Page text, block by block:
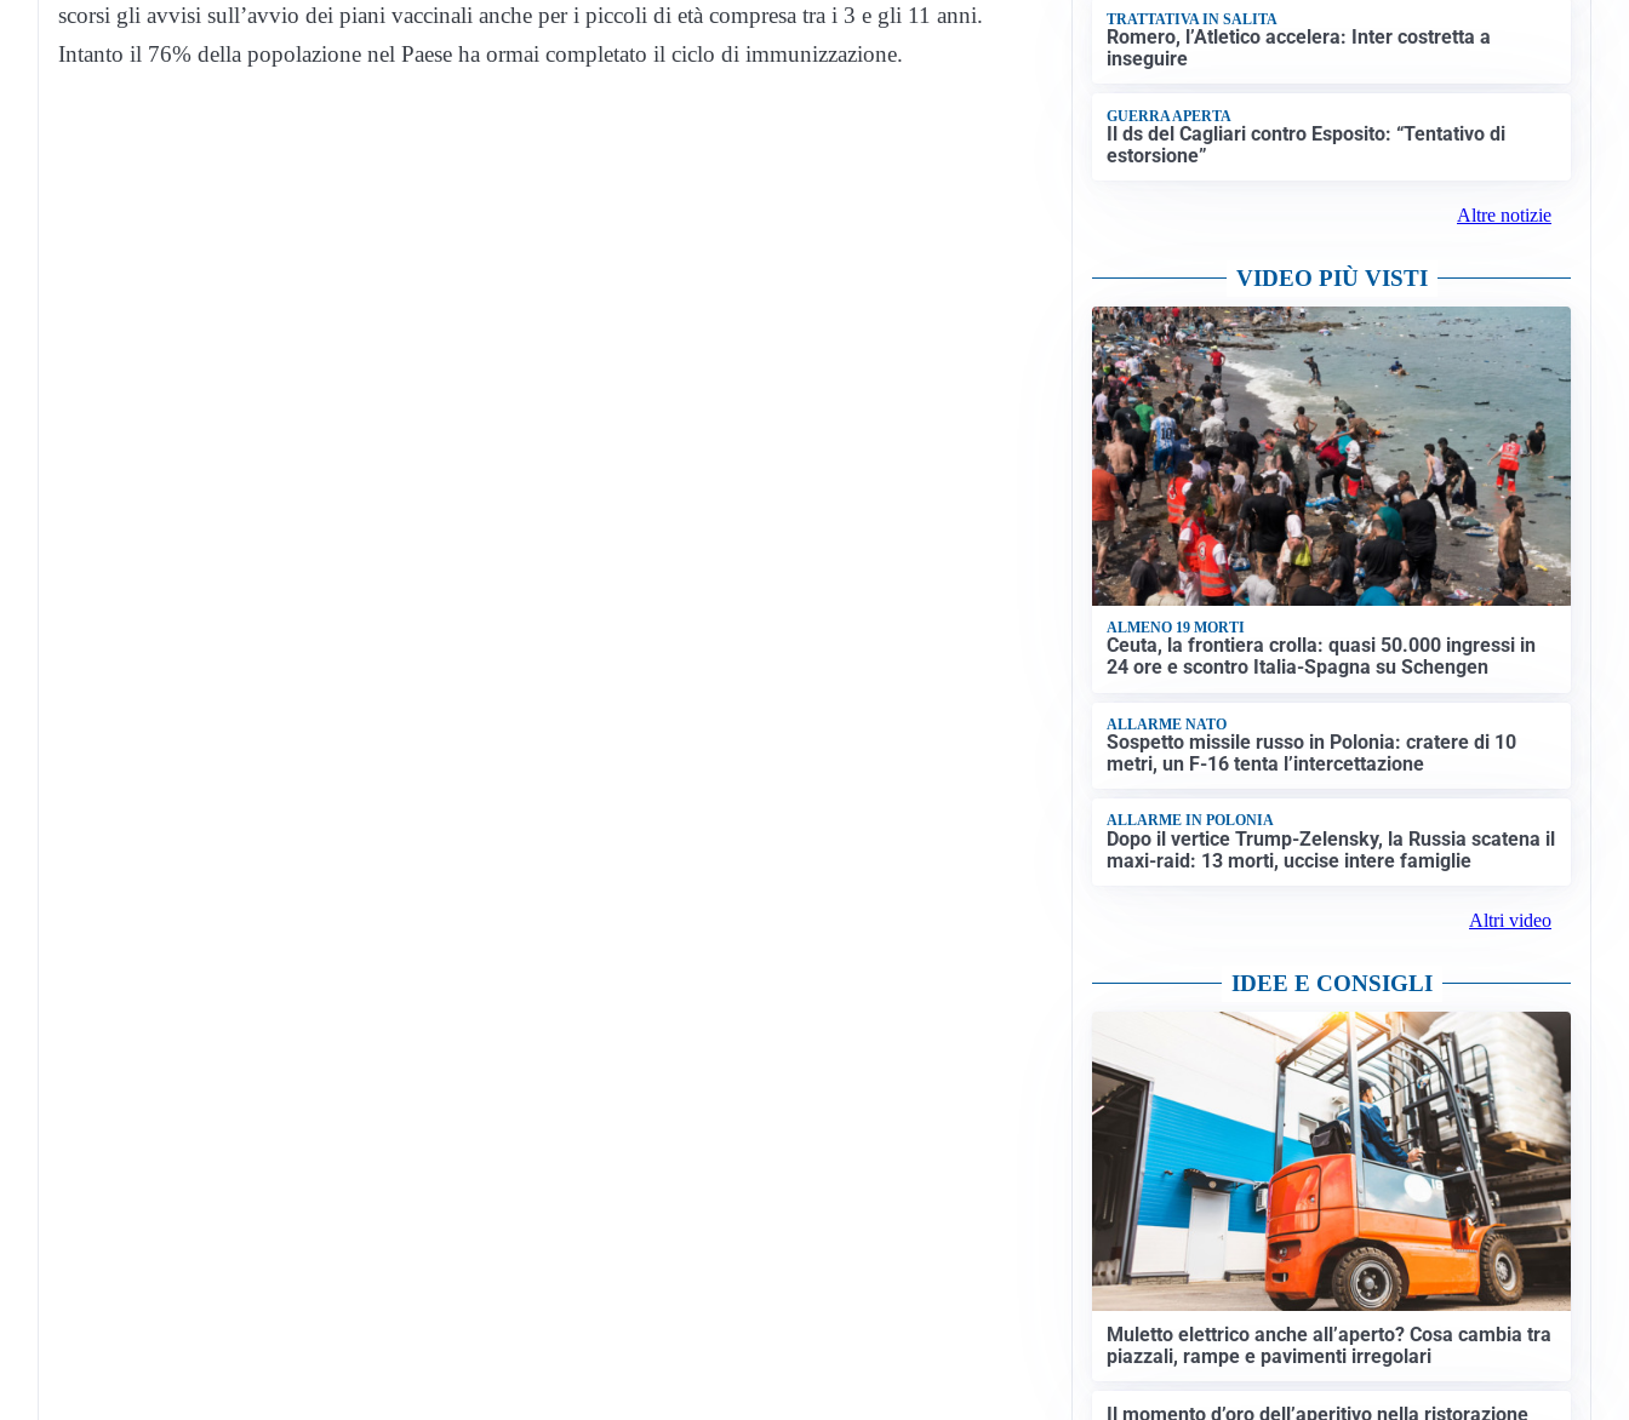
scorsi gli avvisi sull’avvio dei piani vaccinali anche per i piccoli di età compresa tra i 3 e gli 11 anni.
Intanto il 76% della popolazione nel Paese ha ormai completato il ciclo di immunizzazione.
TRATTATIVA IN SALITA
Romero, l’Atletico accelera: Inter costretta a
inseguire
GUERRA APERTA
Il ds del Cagliari contro Esposito: “Tentativo di
estorsione”
Altre notizie
VIDEO PIÙ VISTI
ALMENO 19 MORTI
Ceuta, la frontiera crolla: quasi 50.000 ingressi in
24 ore e scontro Italia-Spagna su Schengen
ALLARME NATO
Sospetto missile russo in Polonia: cratere di 10
metri, un F-16 tenta l’intercettazione
ALLARME IN POLONIA
Dopo il vertice Trump-Zelensky, la Russia scatena il
maxi-raid: 13 morti, uccise intere famiglie
Altri video
IDEE E CONSIGLI
Muletto elettrico anche all’aperto? Cosa cambia tra
piazzali, rampe e pavimenti irregolari
Il momento d’oro dell’aperitivo nella ristorazione